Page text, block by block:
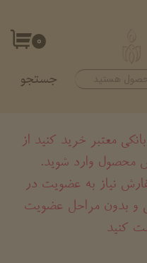
۰
جستجو
معتبر خرید کنید از
محصول وارد شوید.
نیاز به عضویت در
و بدون مراحل عضویت
کنید